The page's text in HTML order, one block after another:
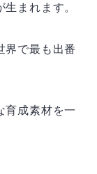
まれます。
界で最も出番
育成素材を一